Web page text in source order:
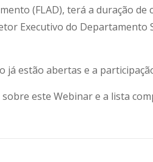
(FLAD), terá a duração
Executivo do
já estão abertas e a
este Webinar e a lista